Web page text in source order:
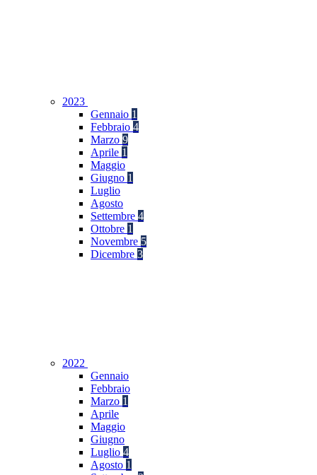
2023
Gennaio 1
Febbraio 4
Marzo 9
Aprile 1
Maggio
Giugno 1
Luglio
Agosto
Settembre 4
Ottobre 1
Novembre 5
Dicembre 3
2022
Gennaio
Febbraio
Marzo 1
Aprile
Maggio
Giugno
Luglio 4
Agosto 1